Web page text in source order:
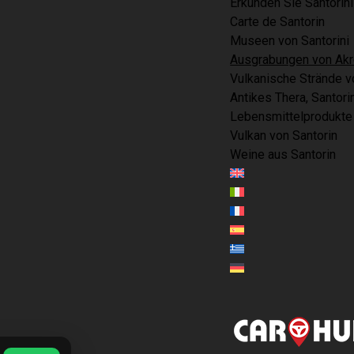
Carte de Santorin
Museen von Santorini
Ausgrabungen von
Vulkanische Strände
Antikes Thera,
Vulkan von Santorin
Weine aus Santorin